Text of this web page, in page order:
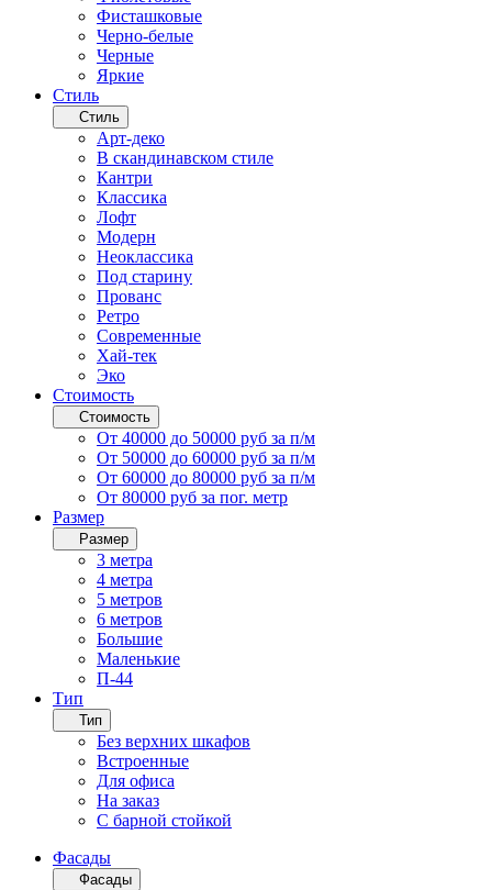
Фисташковые
Черно-белые
Черные
Яркие
Стиль
Стиль
Арт-деко
В скандинавском стиле
Кантри
Классика
Лофт
Модерн
Неоклассика
Под старину
Прованс
Ретро
Современные
Хай-тек
Эко
Стоимость
Стоимость
От 40000 до 50000 руб за п/м
От 50000 до 60000 руб за п/м
От 60000 до 80000 руб за п/м
От 80000 руб за пог. метр
Размер
Размер
3 метра
4 метра
5 метров
6 метров
Большие
Маленькие
П-44
Тип
Тип
Без верхних шкафов
Встроенные
Для офиса
На заказ
С барной стойкой
Фасады
Фасады